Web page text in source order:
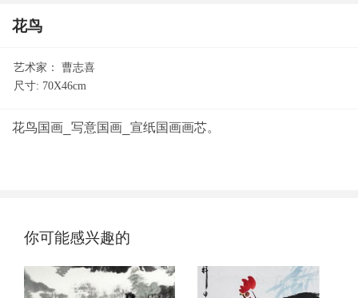
花鸟
艺术家：
曹志喜
尺寸: 70X46cm
你可能感兴趣的